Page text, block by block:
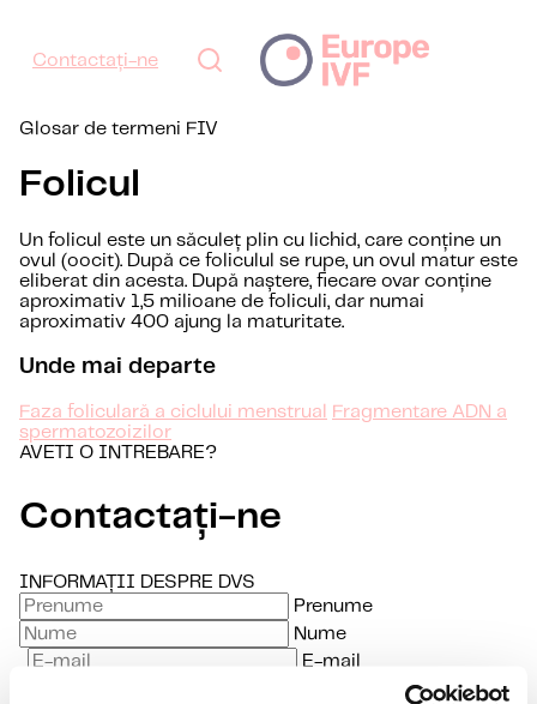
Contactați-ne
Glosar de termeni FIV
Folicul
Un folicul este un săculeț plin cu lichid, care conține un
ovul (oocit). După ce foliculul se rupe, un ovul matur este
eliberat din acesta. După naștere, fiecare ovar conține
aproximativ 1,5 milioane de foliculi, dar numai
aproximativ 400 ajung la maturitate.
Unde mai departe
Faza foliculară a ciclului menstrual
Fragmentare ADN a
spermatozoizilor
AVETI O INTREBARE?
Contactați-ne
INFORMAȚII DESPRE DVS
Prenume
Nume
E-mail